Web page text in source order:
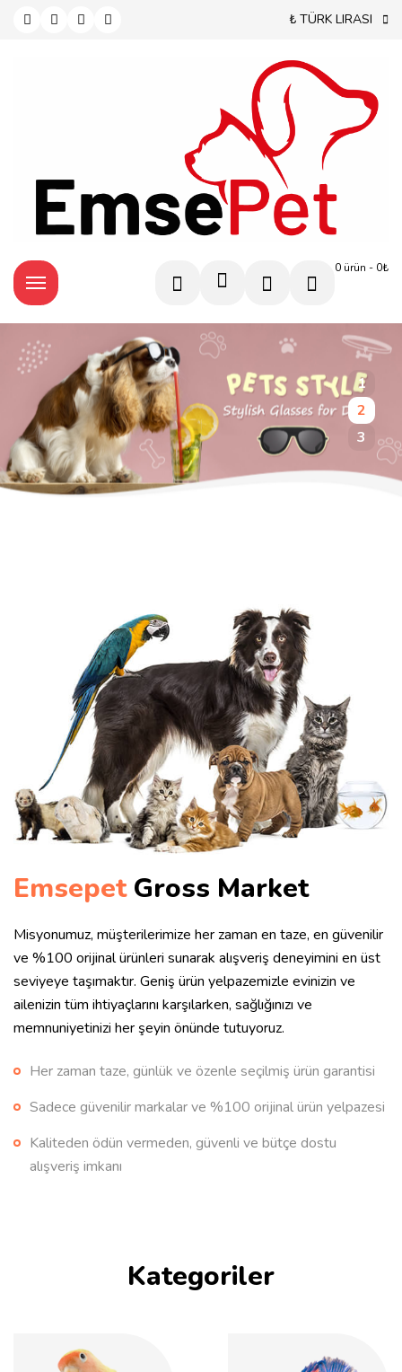
0 ürün - 0₺
EmsepetGross Market
Misyonumuz, müşterilerimize her zaman en taze, en güvenilir
ve %100 orijinal ürünleri sunarak alışveriş deneyimini en üst
seviyeye taşımaktır. Geniş ürün yelpazemizle evinizin ve
ailenizin tüm ihtiyaçlarını karşılarken, sağlığınızı ve
memnuniyetinizi her şeyin önünde tutuyoruz.
Her zaman taze, günlük ve özenle seçilmiş ürün garantisi
Sadece güvenilir markalar ve %100 orijinal ürün yelpazesi
Kaliteden ödün vermeden, güvenli ve bütçe dostu
alışveriş imkanı
Kategoriler